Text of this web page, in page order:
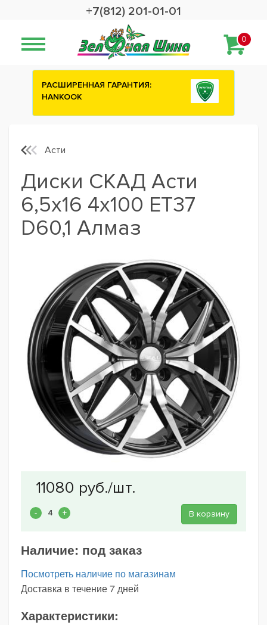
+7(812) 201-01-01
0
Сashback 2500 рублей на зимние
Асти
Диски СКАД Асти
6,5x16 4x100 ET37
D60,1 Алмаз
В корзину
Наличие: под заказ
Посмотреть наличие по магазинам
Доставка в течение 7 дней
Характеристики: